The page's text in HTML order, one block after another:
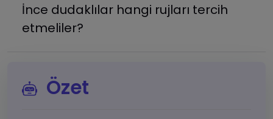
İnce dudaklılar hangi rujları tercih
etmeliler?
Özet